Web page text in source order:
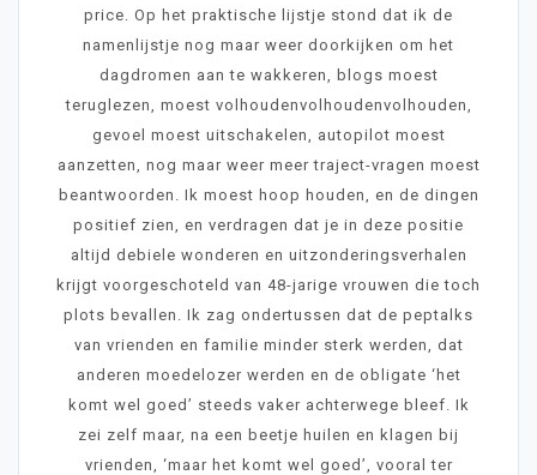
price. Op het praktische lijstje stond dat ik de
namenlijstje nog maar weer doorkijken om het
dagdromen aan te wakkeren, blogs moest
teruglezen, moest volhoudenvolhoudenvolhouden,
gevoel moest uitschakelen, autopilot moest
aanzetten, nog maar weer meer traject-vragen moest
beantwoorden. Ik moest hoop houden, en de dingen
positief zien, en verdragen dat je in deze positie
altijd debiele wonderen en uitzonderingsverhalen
krijgt voorgeschoteld van 48-jarige vrouwen die toch
plots bevallen. Ik zag ondertussen dat de peptalks
van vrienden en familie minder sterk werden, dat
anderen moedelozer werden en de obligate ‘het
komt wel goed’ steeds vaker achterwege bleef. Ik
zei zelf maar, na een beetje huilen en klagen bij
vrienden, ‘maar het komt wel goed’, vooral ter